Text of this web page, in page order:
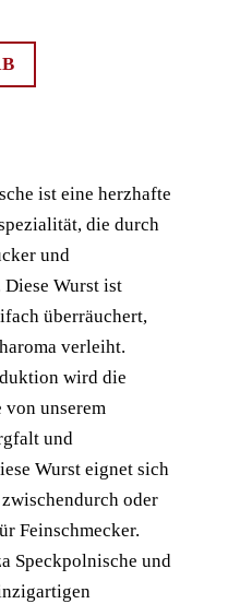
ist eine herzhafte
die durch
und
Diese Wurst ist
überräuchert,
verleiht.
wird die
unserem
und
Wurst eignet sich
oder
Feinschmecker.
Speckpolnische und